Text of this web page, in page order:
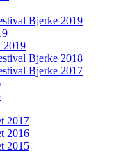
Bjerke 2019
2019
Bjerke 2018
Bjerke 2017
2017
2016
2015